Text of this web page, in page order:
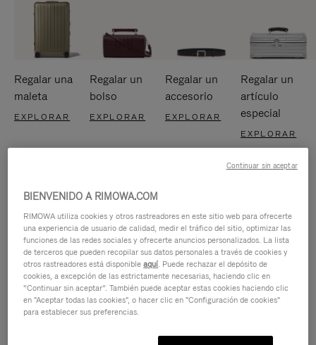
Regalar una
maleta
EXPLORAR
Regalar un
bolso
EXPLORAR
Regalar un
accesorio
EXPLORAR
Regalar un
artículo
especial
EXPLORAR
BIENVENIDO A RIMOWA.COM
RIMOWA utiliza cookies y otros rastreadores en este sitio web para ofrecerte
una experiencia de usuario de calidad, medir el tráfico del sitio, optimizar las
funciones de las redes sociales y ofrecerte anuncios personalizados. La lista
de terceros que pueden recopilar sus datos personales a través de cookies y
otros rastreadores está disponibleaquí. Puede rechazar el depósito de
cookies, a excepción de las estrictamente necesarias, haciendo clic en
“Continuar sin aceptar”. También puede aceptar estas cookies haciendo clic
en "Aceptar todas las cookies", o hacer clic en "Configuración de cookies"
para establecer sus preferencias.
Continuar sin aceptar